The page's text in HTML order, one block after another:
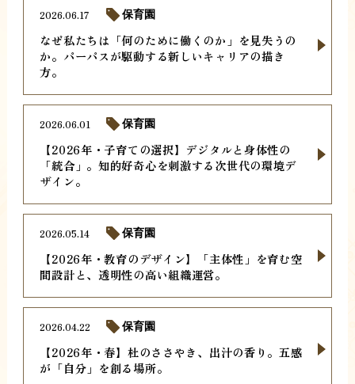
なぜ私たちは「何のために働くのか」を見失うの
か。パーパスが駆動する新しいキャリアの描き
方。
2026.06.17 保育園
【2026年・子育ての選択】デジタルと身体性の
「統合」。知的好奇心を刺激する次世代の環境デ
ザイン。
2026.06.01 保育園
【2026年・教育のデザイン】「主体性」を育む空
間設計と、透明性の高い組織運営。
2026.05.14 保育園
【2026年・春】杜のささやき、出汁の香り。五感
が「自分」を創る場所。
2026.04.22 保育園